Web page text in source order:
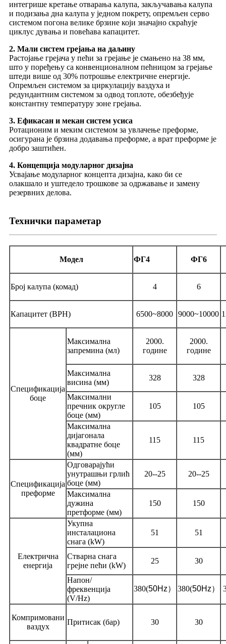
интегрише кретање отварања калупа, закључавања калупа
и подизања дна калупа у једном покрету, опремљен серво
системом погона велике брзине који значајно скраћује
циклус дувања и повећава капацитет.
2. Мали систем грејања на даљину
Растојање грејача у пећи за грејање је смањено на 38 мм,
што у поређењу са конвенционалном пећницом за грејање
штеди више од 30% потрошње електричне енергије.
Опремљен системом за циркулацију ваздуха и
редундантним системом за одвод топлоте, обезбеђује
константну температуру зоне грејања.
3. Ефикасан и мекан систем усиса
Ротационим и меким системом за увлачење преформе,
осигурана је брзина додавања преформе, а врат преформе је
добро заштићен.
4. Концепција модуларног дизајна
Усвајање модуларног концепта дизајна, како би се
олакшало и уштедело трошкове за одржавање и замену
резервних делова.
Технички параметар
Модел ФГ4 ФГ6
Број калупа (комад) 4 6
Капацитет (BPH) 6500~8000 9000~10000
Спецификација
боце
Максимална
запремина (мл)
2000.
године
2000.
године
Максимална
висина (мм)
328 328
Максимални
пречник округле
боце (мм)
105 105
Максимална
дијагонала
квадратне боце
(мм)
115 115
Спецификација
преформе
Одговарајући
унутрашњи грлић
боце (мм)
20--25 20--25
Максимална
дужина
претформе (мм)
150 150
Електрична
енергија
Укупна
инсталациона
снага (kW)
51 51
Стварна снага
грејне пећи (kW)
25 30
Напон/
фреквенција
(V/Hz)
380(50Hz） 380(50Hz）
Компримовани
ваздух
Притисак (бар) 30 30